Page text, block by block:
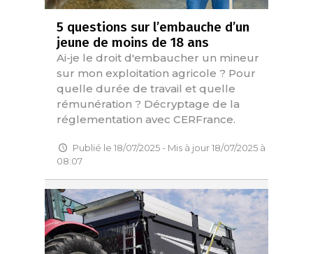
5 questions sur l’embauche d’un
jeune de moins de 18 ans
Ai-je le droit d'embaucher un mineur
sur mon exploitation agricole ? Pour
quelle durée de travail et quelle
rémunération ? Décryptage de la
réglementation avec CERFrance.
Publié le 18/07/2025 - Mis à jour 18/07/2025 à
08:07